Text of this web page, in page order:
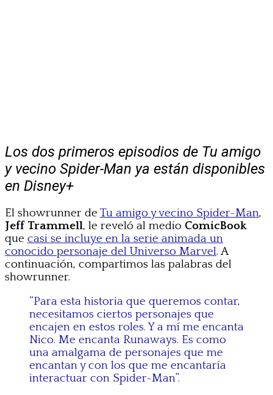
Los dos primeros episodios de Tu amigo
y vecino Spider-Man ya están disponibles
en Disney+
El showrunner de Tu amigo y vecino Spider-Man,
Jeff Trammell, le reveló al medio ComicBook
que casi se incluye en la serie animada un
conocido personaje del Universo Marvel. A
continuación, compartimos las palabras del
showrunner.
“Para esta historia que queremos contar,
necesitamos ciertos personajes que
encajen en estos roles. Y a mí me encanta
Nico. Me encanta Runaways. Es como
una amalgama de personajes que me
encantan y con los que me encantaría
interactuar con Spider-Man”.